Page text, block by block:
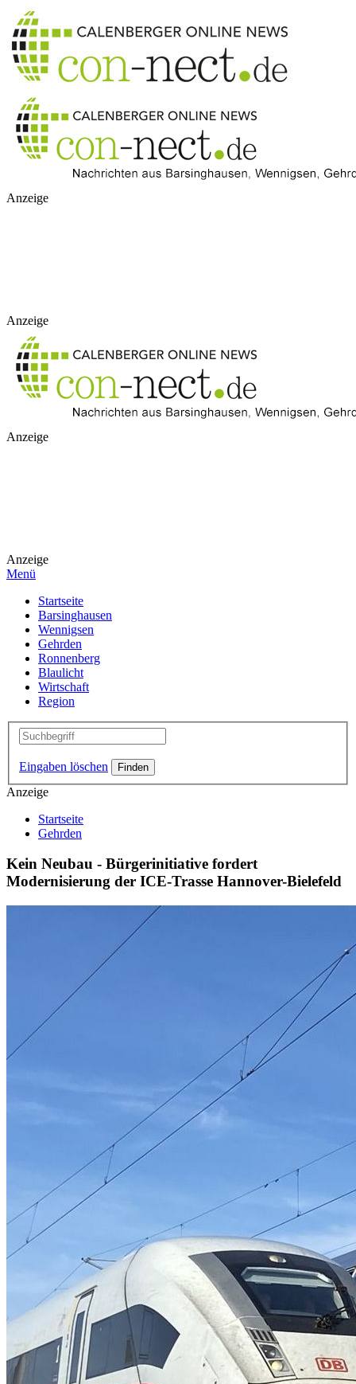
Anzeige
Anzeige
Anzeige
Anzeige
Menü
Startseite
Barsinghausen
Wennigsen
Gehrden
Ronnenberg
Blaulicht
Wirtschaft
Region
Eingaben löschen
Anzeige
Startseite
Gehrden
Kein Neubau - Bürgerinitiative fordert
Modernisierung der ICE-Trasse Hannover-Bielefeld